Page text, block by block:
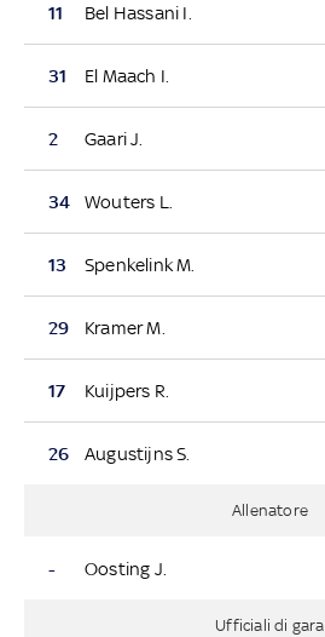
11 Bel Hassani I.
31 El Maach I.
2 Gaari J.
34 Wouters L.
13 Spenkelink M.
29 Kramer M.
17 Kuijpers R.
26 Augustijns S.
Allenatore
- Oosting J.
Ufficiali di gara